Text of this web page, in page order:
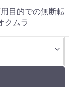
目的での無断転
クムラ